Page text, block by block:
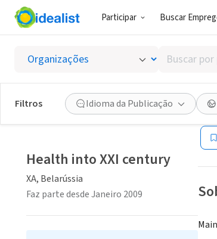
Participar Buscar
Buscar
por
palavra-
chave,
habilidades
ou
interesses
Filtros Idioma da Publicação
Health into XXI century
XA, Belarússia
Faz parte desde Janeiro 2009